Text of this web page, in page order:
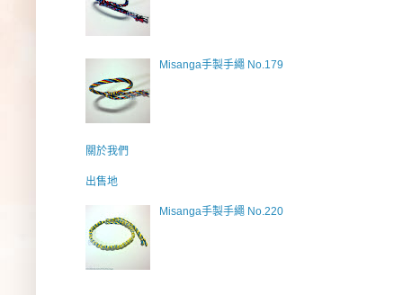
Misanga手製手繩 No.179
關於我們
出售地
Misanga手製手繩 No.220